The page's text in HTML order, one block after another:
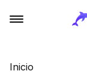
Inicio